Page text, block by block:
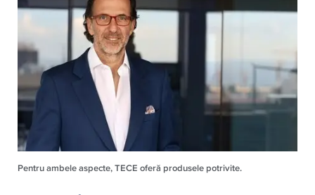
Pentru ambele aspecte, TECE oferă produsele potrivite.